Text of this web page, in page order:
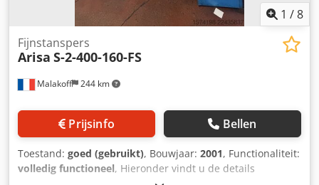
1 /8
Malakoff 244 km
Fijnstanspers
Arisa S-2-400-160-FS
Prijsinfo Bellen
Toestand: goed (gebruikt), Bouwjaar: 2001, Functionaliteit:
volledig functioneel, Hieronder vindt u de details